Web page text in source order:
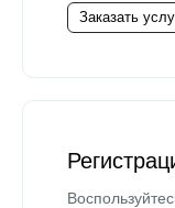
Заказать